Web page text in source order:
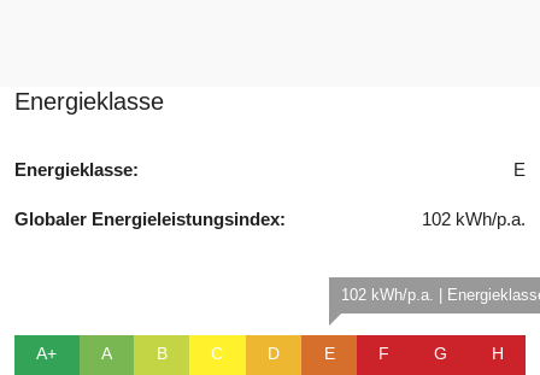
Energieklasse
Energieklasse: E
Globaler Energieleistungsindex: 102 kWh/p.a.
A+ A B C D
102 kWh/p.a. |
E F G H